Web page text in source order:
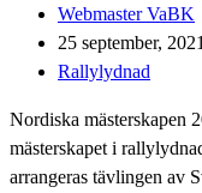
Inläggsförfattare:
Webmaster VaBK
Inlägget
publicerat:
25 september, 2021
Inläggskategori:
Rallylydnad
Nordiska mästerskapen
mästerskapet i
arrangeras tävlingen av